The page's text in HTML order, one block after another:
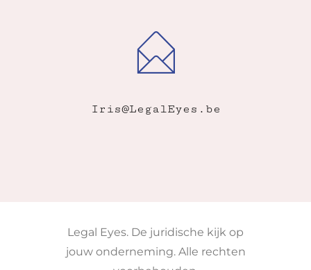
Iris@LegalEyes.be
Legal Eyes. De juridische kijk op
jouw onderneming. Alle rechten